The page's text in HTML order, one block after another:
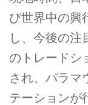
び世界中の興
し、今後の注
のトレードシ
され、パラマ
テーションが